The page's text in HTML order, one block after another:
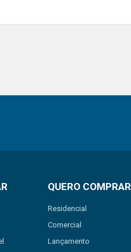
QUERO COMPRAR
Residencial
Comercial
Lançamento